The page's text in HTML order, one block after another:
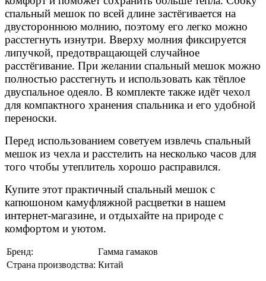
спальный мешок по всей длине застёгивается на
двустороннюю молнию, поэтому его легко можно
расстегнуть изнутри. Вверху молния фиксируется
липучкой, предотвращающей случайное
расстёгивание. При желании спальный мешок можно
полностью расстегнуть и использовать как тёплое
двуспальное одеяло. В комплекте также идёт чехол
для компактного хранения спальника и его удобной
переноски.
Перед использованием советуем извлечь спальный
мешок из чехла и расстелить на несколько часов для
того чтобы утеплитель хорошо расправился.
Купите этот практичный спальный мешок с
капюшоном камуфляжной расцветки в нашем
интернет-магазине, и отдыхайте на природе с
комфортом и уютом.
Бренд:
Гамма гамаков
Страна производства: Китай